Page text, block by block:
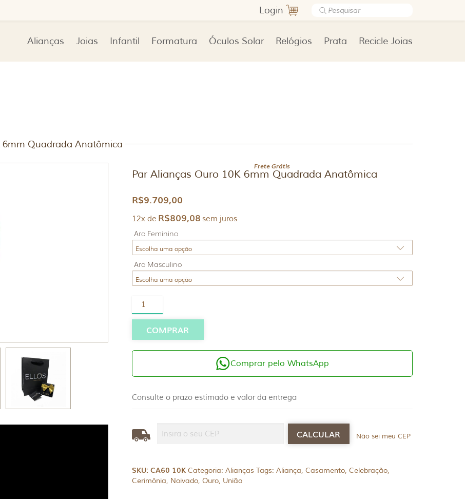
Login
Alianças Joias Infantil Formatura Óculos Solar Relógios Prata Recicle Joias
6mm Quadrada Anatômica
Frete Grátis
Par Alianças Ouro 10K 6mm Quadrada Anatômica
R$9.709,00
12x de R$809,08 sem juros
Aro Feminino
Aro Masculino
Alianças
Ouro
Anatômica
COMPRAR
Comprar pelo WhatsApp
Consulte o prazo estimado e valor da entrega
Não sei meu CEP
SKU: CA60 10K Categoria: Alianças Tags: Aliança, Casamento, Celebração,
Cerimônia, Noivado, Ouro, União